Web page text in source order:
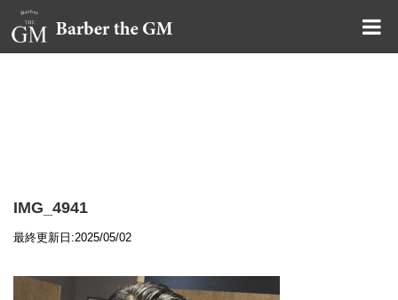
IMG_4941
最終更新日:2025/05/02